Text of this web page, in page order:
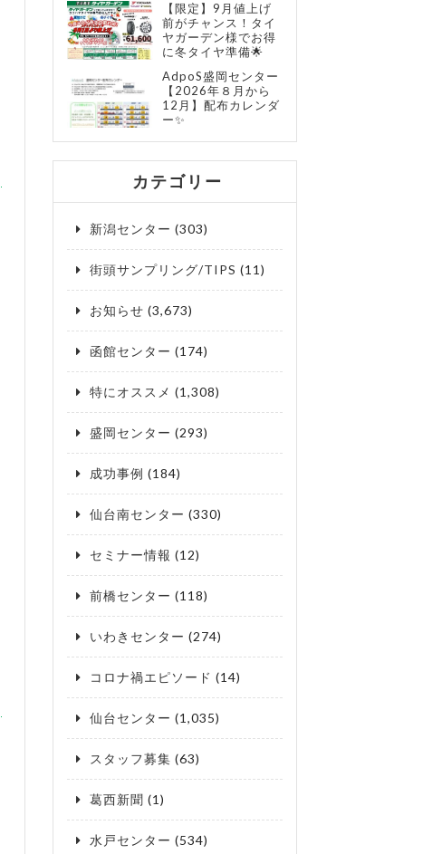
【限定】9月値上げ
前がチャンス！タイ
ヤガーデン様でお得
に冬タイヤ準備🌟
AdpoS盛岡センター
【2026年８月から
12月】配布カレンダ
ー✨
カテゴリー
新潟センター (303)
街頭サンプリング/TIPS (11)
お知らせ (3,673)
函館センター (174)
特にオススメ (1,308)
盛岡センター (293)
成功事例 (184)
仙台南センター (330)
セミナー情報 (12)
前橋センター (118)
いわきセンター (274)
コロナ禍エピソード (14)
仙台センター (1,035)
スタッフ募集 (63)
葛西新聞 (1)
水戸センター (534)